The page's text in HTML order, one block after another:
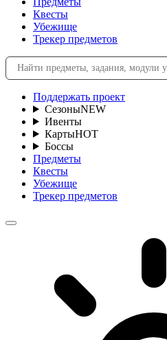
Квесты
Убежище
Трекер предметов
Поддержать проект
СезоныNEW
Ивенты
КартыHOT
Боссы
Предметы
Квесты
Убежище
Трекер предметов